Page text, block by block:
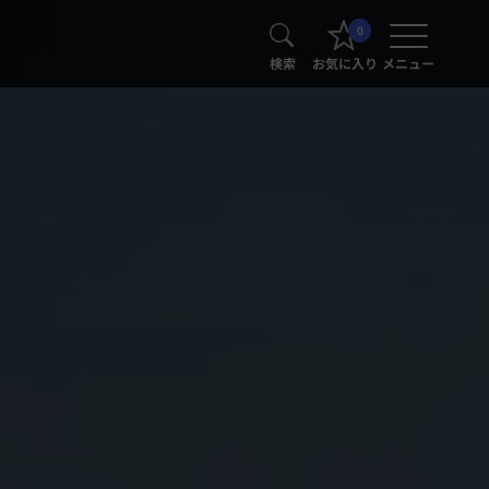
検索
0
お気に入り メニュー